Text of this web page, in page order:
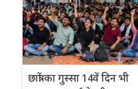
छात्रों का गुस्सा 14वें दिन भी